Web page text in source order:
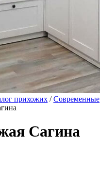
прихожих /Современные
Сагина